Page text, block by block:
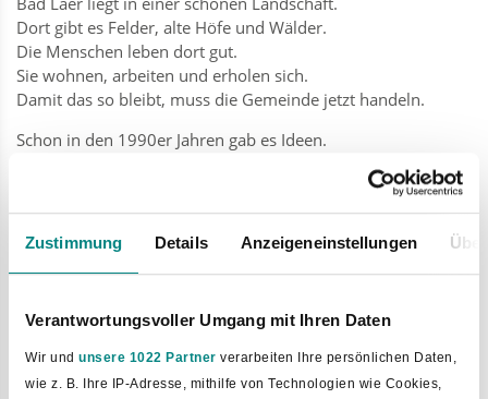
Zustimmung Details Anzeigeneinstellungen
Verantwortungsvoller Umgang mit Ihren Daten
Wir und unsere 1022 Partner verarbeiten Ihre persönlichen Daten,
wie z. B. Ihre IP-Adresse, mithilfe von Technologien wie Cookies,
Dort gibt es Felder, alte Höfe und Wälder.
Die Menschen leben dort gut.
Sie wohnen, arbeiten und erholen sich.
Damit das so bleibt, muss die Gemeinde jetzt handeln.
Schon in den 1990er Jahren gab es Ideen.
Bad Laer soll ein schöner Ort zum Wohnen bleiben.
Auch für Urlaub und Arbeit.
Ein wichtiger Punkt ist der Klimaschutz.
Bis zum Jahr 2050 soll das Ziel erreicht sein.
Dafür arbeiten alle zusammen: Bürger, Vereine und